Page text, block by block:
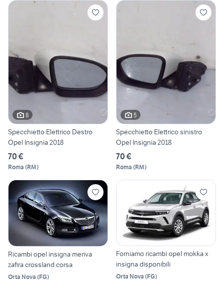
8
Specchietto Elettrico Destro
Opel Insignia 2018
70 €
Roma (RM)
5
Specchietto Elettrico sinistro
Opel Insignia 2018
70 €
Roma (RM)
Ricambi opel insigna meriva
zafira crossland corsa
Orta Nova (FG)
Forniamo ricambi opel mokka x
insigna disponibili
Orta Nova (FG)